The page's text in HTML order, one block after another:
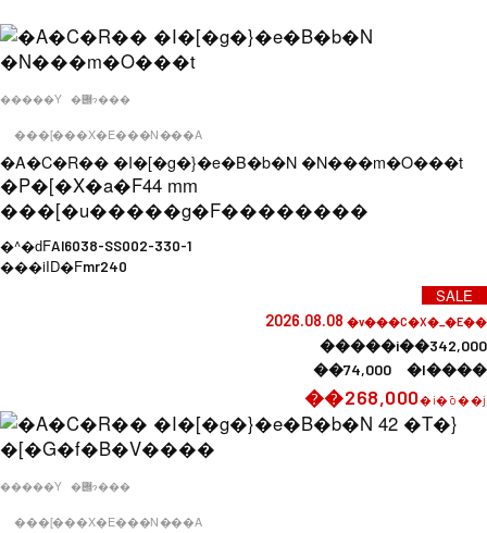
�����Y �݌ɂ���
���[���X�E���N���A
�A�C�R�� �I�[�g�}�e�B�b�N �N���m�O���t
�P�[�X�a�F44 mm
���[�u�����g�F��������
�^�ԁFAI6038-SS002-330-1
���iID�Fmr240
SALE
2026.08.08 �v���C�X�_�E��
�����i��342,000
��74,000 �l����
��268,000�i�ō��j
�����Y �݌ɂ���
���[���X�E���N���A